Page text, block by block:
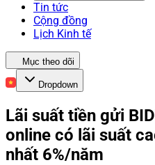
Tin tức
Cộng đồng
Lịch Kinh tế
Mục theo dõi
Dropdown
Lãi suất tiền gửi
online có lãi suất
nhất 6%/năm